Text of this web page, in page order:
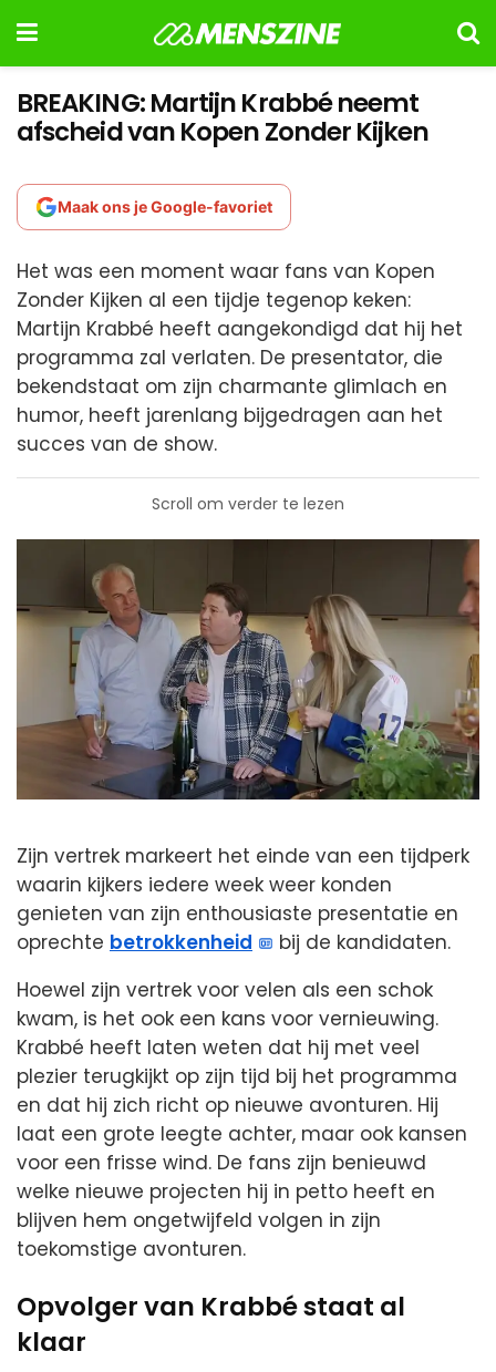
BREAKING: Martijn Krabbé neemt
afscheid van Kopen Zonder Kijken
Maak ons je Google-favoriet
Het was een moment waar fans van Kopen
Zonder Kijken al een tijdje tegenop keken:
Martijn Krabbé heeft aangekondigd dat hij het
programma zal verlaten. De presentator, die
bekendstaat om zijn charmante glimlach en
humor, heeft jarenlang bijgedragen aan het
succes van de show.
Scroll om verder te lezen
Zijn vertrek markeert het einde van een tijdperk
waarin kijkers iedere week weer konden
genieten van zijn enthousiaste presentatie en
oprechte betrokkenheid
bij de kandidaten.
Hoewel zijn vertrek voor velen als een schok
kwam, is het ook een kans voor vernieuwing.
Krabbé heeft laten weten dat hij met veel
plezier terugkijkt op zijn tijd bij het programma
en dat hij zich richt op nieuwe avonturen. Hij
laat een grote leegte achter, maar ook kansen
voor een frisse wind. De fans zijn benieuwd
welke nieuwe projecten hij in petto heeft en
blijven hem ongetwijfeld volgen in zijn
toekomstige avonturen.
Opvolger van Krabbé staat al
klaar